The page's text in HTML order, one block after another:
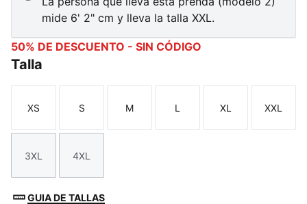
mide 6' 2" cm y lleva la talla XXL.
50% DE DESCUENTO - SIN CÓDIGO
Talla
Talla
XS
Talla
S
Talla
M
Talla
L
Talla
XL
Talla
XXL
Talla
3XL
Talla
4XL
GUIA DE TALLAS